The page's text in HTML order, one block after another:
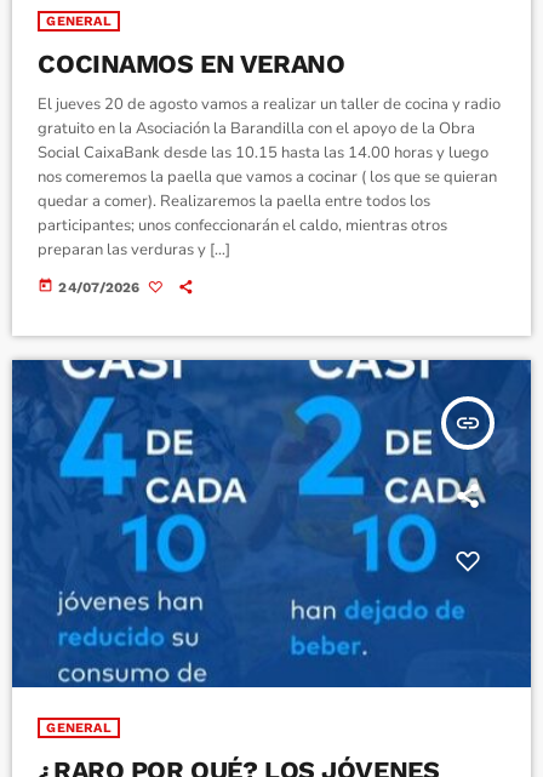
GENERAL
COCINAMOS EN VERANO
El jueves 20 de agosto vamos a realizar un taller de cocina y radio
gratuito en la Asociación la Barandilla con el apoyo de la Obra
Social CaixaBank desde las 10.15 hasta las 14.00 horas y luego
nos comeremos la paella que vamos a cocinar ( los que se quieran
quedar a comer). Realizaremos la paella entre todos los
participantes; unos confeccionarán el caldo, mientras otros
preparan las verduras y […]
today 24/07/2026
insert_link
GENERAL
¿RARO POR QUÉ? LOS JÓVENES